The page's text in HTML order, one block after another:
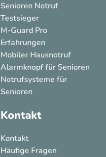
Senioren Notruf
Testsieger
M-Guard Pro
Erfahrungen
Mobiler Hausnotruf
Alarmknopf für Senioren
Notrufsysteme für
Senioren
Kontakt
Kontakt
Häufige Fragen